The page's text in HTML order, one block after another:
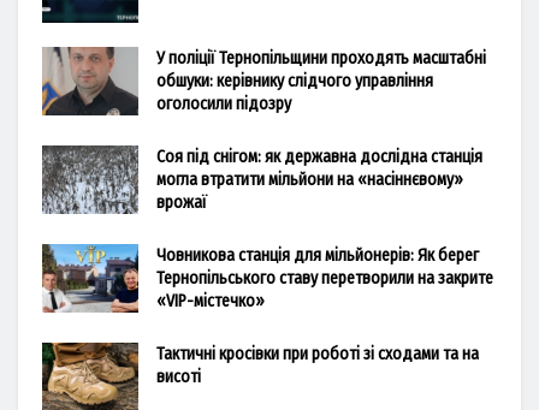
У поліції Тернопільщини проходять масштабні
обшуки: керівнику слідчого управління
оголосили підозру
Соя під снігом: як державна дослідна станція
могла втратити мільйони на «насіннєвому»
врожаї
Човникова станція для мільйонерів: Як берег
Тернопільського ставу перетворили на закрите
«VIP-містечко»
Тактичні кросівки при роботі зі сходами та на
висоті